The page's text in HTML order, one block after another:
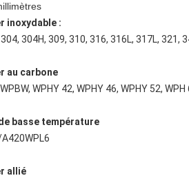
inoxydable :
304H, 309, 310, 316, 316L, 317L, 321,
au carbone
WPHY 42, WPHY 46, WPHY 52,
basse température
allié